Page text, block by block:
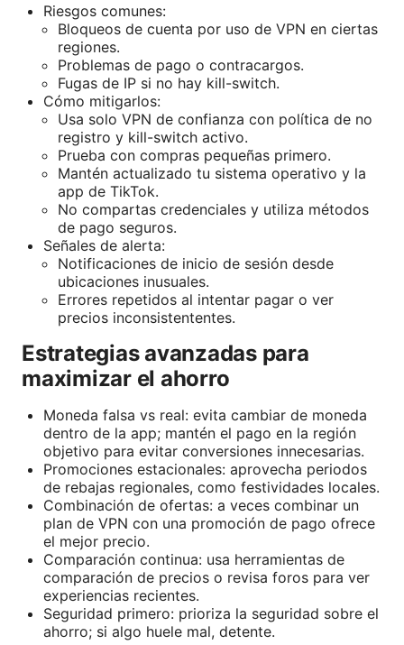
Riesgos comunes:
Bloqueos de cuenta por uso de VPN en ciertas
regiones.
Problemas de pago o contracargos.
Fugas de IP si no hay kill-switch.
Cómo mitigarlos:
Usa solo VPN de confianza con política de no
registro y kill-switch activo.
Prueba con compras pequeñas primero.
Mantén actualizado tu sistema operativo y la
app de TikTok.
No compartas credenciales y utiliza métodos
de pago seguros.
Señales de alerta:
Notificaciones de inicio de sesión desde
ubicaciones inusuales.
Errores repetidos al intentar pagar o ver
precios inconsistententes.
Estrategias avanzadas para
maximizar el ahorro
Moneda falsa vs real: evita cambiar de moneda
dentro de la app; mantén el pago en la región
objetivo para evitar conversiones innecesarias.
Promociones estacionales: aprovecha periodos
de rebajas regionales, como festividades locales.
Combinación de ofertas: a veces combinar un
plan de VPN con una promoción de pago ofrece
el mejor precio.
Comparación continua: usa herramientas de
comparación de precios o revisa foros para ver
experiencias recientes.
Seguridad primero: prioriza la seguridad sobre el
ahorro; si algo huele mal, detente.